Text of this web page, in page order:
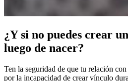
¿Y si no puedes crear
luego de nacer?
Ten la seguridad de que tu relación
por la incapacidad de crear vínculo